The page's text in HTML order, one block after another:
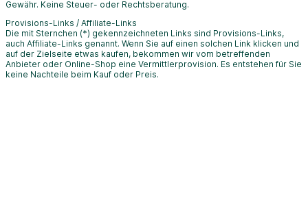
Gewähr. Keine Steuer- oder Rechtsberatung.
Provisions-Links / Affiliate-Links
Die mit Sternchen (*) gekennzeichneten Links sind Provisions-Links,
auch Affiliate-Links genannt. Wenn Sie auf einen solchen Link klicken und
auf der Zielseite etwas kaufen, bekommen wir vom betreffenden
Anbieter oder Online-Shop eine Vermittlerprovision. Es entstehen für Sie
keine Nachteile beim Kauf oder Preis.